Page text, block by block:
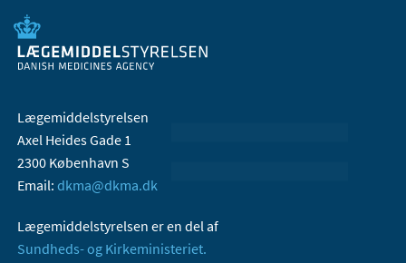
Lægemiddelstyrelsen
Axel Heides Gade 1
2300 København S
Email: dkma@dkma.dk
Lægemiddelstyrelsen er en del af
Sundheds- og Kirkeministeriet.